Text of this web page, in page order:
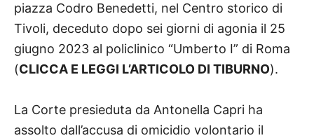
piazza Codro Benedetti, nel Centro storico di
Tivoli, deceduto dopo sei giorni di agonia il 25
giugno 2023 al policlinico “Umberto I” di Roma
(CLICCA E LEGGI L’ARTICOLO DI TIBURNO).
La Corte presieduta da Antonella Capri ha
assolto dall’accusa di omicidio volontario il